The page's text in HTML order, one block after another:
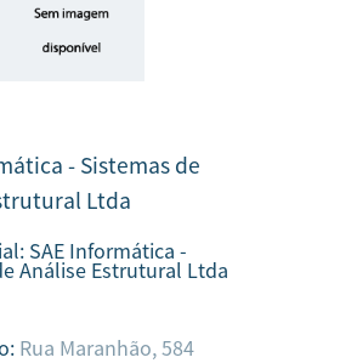
- Sistemas de
Ltda
SAE Informática -
Análise Estrutural Ltda
Rua Maranhão, 584